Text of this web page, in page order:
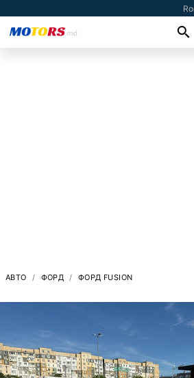
АВТО ФОРД ФОРД FUSION